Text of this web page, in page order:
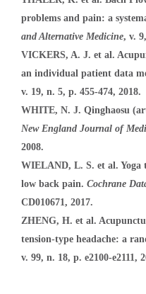
problems and pain: a
and Alternative Medicine, v.
VICKERS, A. J. et al.
an individual patient data
v. 19, n. 5, p. 455-474, 2018.
WHITE, N. J. Qinghaosu
New England Journal of
2008.
WIELAND, L. S. et al. Yoga
low back pain. Cochrane
CD010671, 2017.
ZHENG, H. et al.
tension-type headache: a
v. 99, n. 18, p. e2100-e2111,